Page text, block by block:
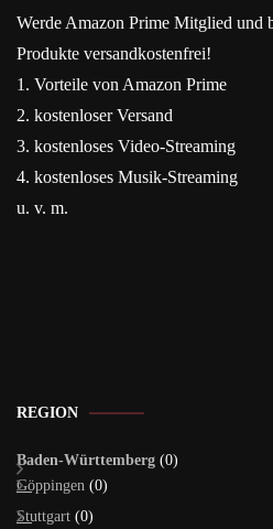
Werde Amazon Prime Mitglied und
Produkte versandkostenfrei!
1. Vorteile von Amazon Prime
2. kostenloser Versand
3. kostenloses Video-Streaming
4. kostenloses Musik-Streaming
u. v. m.
REGION
Baden-Württemberg (0)
Göppingen (0)
Stuttgart (0)